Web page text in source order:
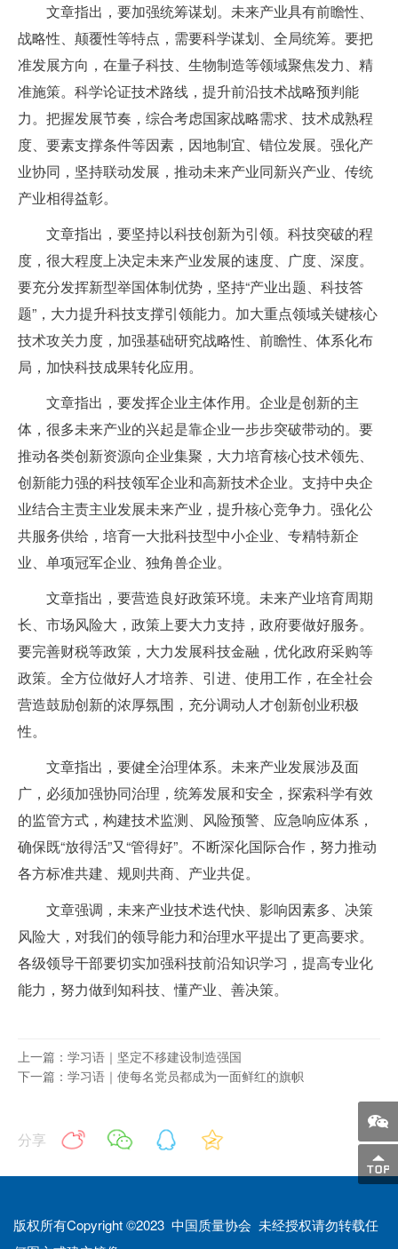
文章指出，要加强统筹谋划。未来产业具有前瞻性、
战略性、颠覆性等特点，需要科学谋划、全局统筹。要把
准发展方向，在量子科技、生物制造等领域聚焦发力、精
准施策。科学论证技术路线，提升前沿技术战略预判能
力。把握发展节奏，综合考虑国家战略需求、技术成熟程
度、要素支撑条件等因素，因地制宜、错位发展。强化产
业协同，坚持联动发展，推动未来产业同新兴产业、传统
产业相得益彰。
文章指出，要坚持以科技创新为引领。科技突破的程
度，很大程度上决定未来产业发展的速度、广度、深度。
要充分发挥新型举国体制优势，坚持“产业出题、科技答
题”，大力提升科技支撑引领能力。加大重点领域关键核心
技术攻关力度，加强基础研究战略性、前瞻性、体系化布
局，加快科技成果转化应用。
文章指出，要发挥企业主体作用。企业是创新的主
体，很多未来产业的兴起是靠企业一步步突破带动的。要
推动各类创新资源向企业集聚，大力培育核心技术领先、
创新能力强的科技领军企业和高新技术企业。支持中央企
业结合主责主业发展未来产业，提升核心竞争力。强化公
共服务供给，培育一大批科技型中小企业、专精特新企
业、单项冠军企业、独角兽企业。
文章指出，要营造良好政策环境。未来产业培育周期
长、市场风险大，政策上要大力支持，政府要做好服务。
要完善财税等政策，大力发展科技金融，优化政府采购等
政策。全方位做好人才培养、引进、使用工作，在全社会
营造鼓励创新的浓厚氛围，充分调动人才创新创业积极
性。
文章指出，要健全治理体系。未来产业发展涉及面
广，必须加强协同治理，统筹发展和安全，探索科学有效
的监管方式，构建技术监测、风险预警、应急响应体系，
确保既“放得活”又“管得好”。不断深化国际合作，努力推动
各方标准共建、规则共商、产业共促。
文章强调，未来产业技术迭代快、影响因素多、决策
风险大，对我们的领导能力和治理水平提出了更高要求。
各级领导干部要切实加强科技前沿知识学习，提高专业化
能力，努力做到知科技、懂产业、善决策。
上一篇：学习语｜坚定不移建设制造强国
下一篇：学习语｜使每名党员都成为一面鲜红的旗帜
分享
版权所有Copyright ©2023 中国质量协会 未经授权请勿转载任